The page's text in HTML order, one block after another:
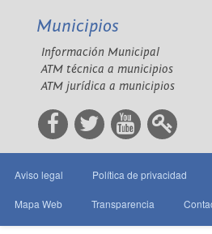
Municipios
Información Municipal
ATM técnica a municipios
ATM jurídica a municipios
Aviso legal Política de privacidad
Mapa Web Transparencia